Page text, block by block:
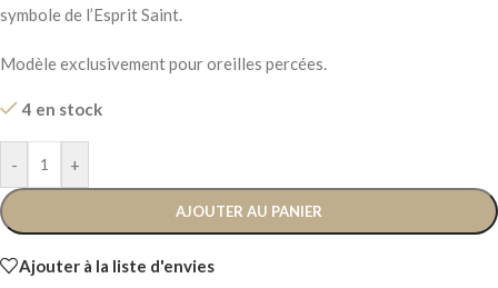
symbole de l’Esprit Saint.
Modèle exclusivement pour oreilles percées.
4 en stock
- +
AJOUTER AU PANIER
Ajouter à la liste d'envies